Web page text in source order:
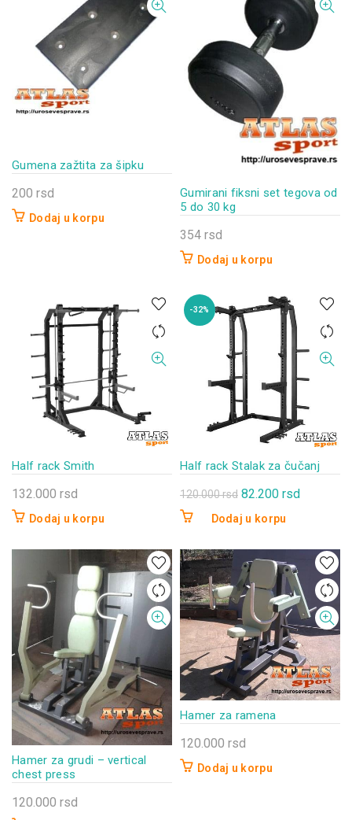
Gumena zažtita za šipku
200 rsd
Dodaj u korpu
Gumirani fiksni set tegova od
5 do 30 kg
354 rsd
Dodaj u korpu
Half rack Smith
132.000 rsd
Dodaj u korpu
-32%
Half rack Stalak za čučanj
120.000rsd Originalna
cena
bila:
120.000 rsd.
82.200 rsdTrenutna
82.200
Dodaj u korpu
Hamer za grudi – vertical
chest press
120.000 rsd
Hamer za ramena
120.000 rsd
Dodaj u korpu